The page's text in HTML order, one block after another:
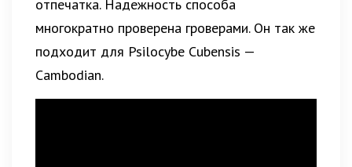
отпечатка. Надежность способа
многократно проверена гроверами. Он так же
подходит для Psilocybe Cubensis —
Cambodian.